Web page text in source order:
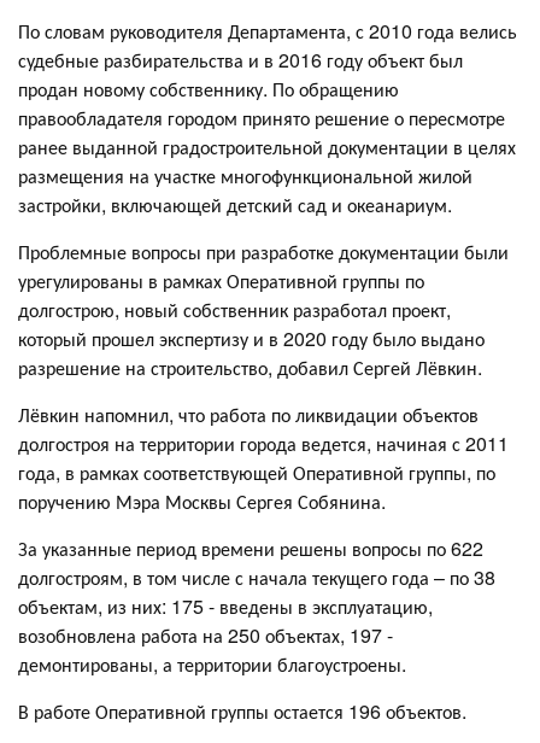
По словам руководителя Департамента, с 2010 года велись
судебные разбирательства и в 2016 году объект был
продан новому собственнику. По обращению
правообладателя городом принято решение о пересмотре
ранее выданной градостроительной документации в целях
размещения на участке многофункциональной жилой
застройки, включающей детский сад и океанариум.
Проблемные вопросы при разработке документации были
урегулированы в рамках Оперативной группы по
долгострою, новый собственник разработал проект,
который прошел экспертизу и в 2020 году было выдано
разрешение на строительство, добавил Сергей Лёвкин.
Лёвкин напомнил, что работа по ликвидации объектов
долгостроя на территории города ведется, начиная с 2011
года, в рамках соответствующей Оперативной группы, по
поручению Мэра Москвы Сергея Собянина.
За указанные период времени решены вопросы по 622
долгостроям, в том числе с начала текущего года – по 38
объектам, из них: 175 - введены в эксплуатацию,
возобновлена работа на 250 объектах, 197 -
демонтированы, а территории благоустроены.
В работе Оперативной группы остается 196 объектов.